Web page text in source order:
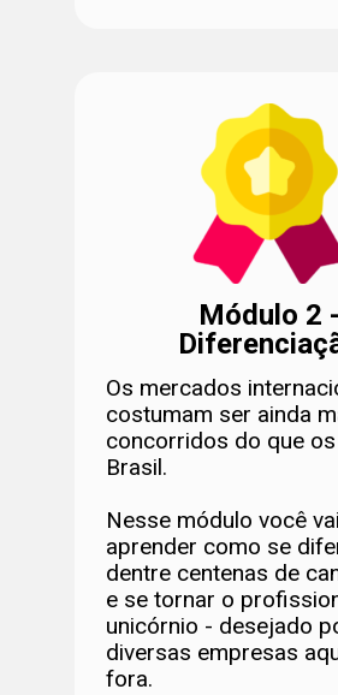
Módulo 2 -
Os mercados
costumam ser ainda
concorridos do que
Brasil.
Nesse módulo você vai
aprender como se
dentre centenas de
e se tornar o
unicórnio - desejado
diversas empresas
fora.